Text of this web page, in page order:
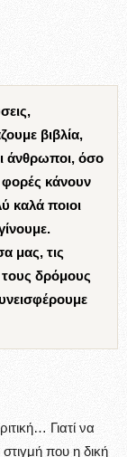
βιβλία,
άνθρωποι, όσο
φορές κάνουν
καλά ποιοι
μας, τις
τους δρόμους
Γιατί να
που η δική